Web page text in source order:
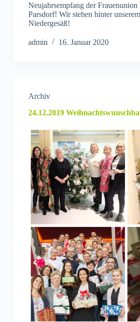
Neujahrsempfang der Frauenunion
Parsdorf! Wir stehen hinter
Niedergesäß!
admin 16. Januar 2020
Archiv
24.12.2019